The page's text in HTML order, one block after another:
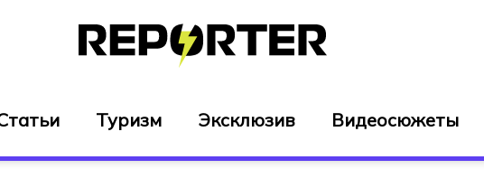
Туризм Эксклюзив Видеосюжеты